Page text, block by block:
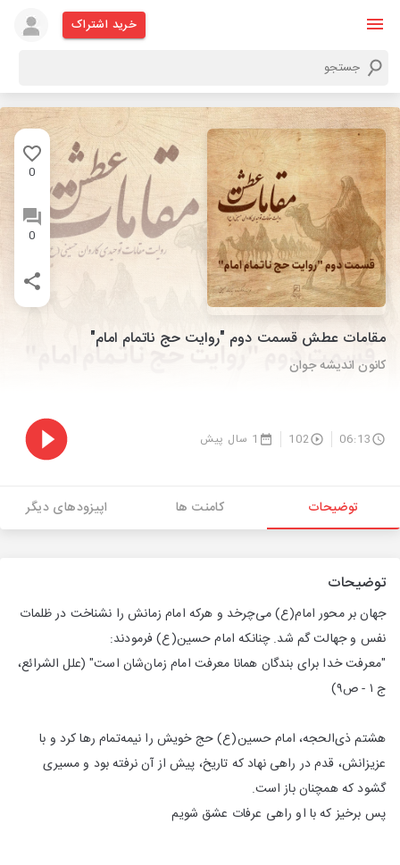
خرید اشتراک
0
0
مقامات عطش قسمت دوم "روایت حج ناتمام امام"
کانون اندیشه جوان
06:13
102 1 سال پیش
توضیحات کامنت ها اپیزودهای دیگر
توضیحات
جهان بر محور امام(ع) می‌چرخد و هرکه امام زمانش را نشناخت در ظلمات
نفس و جهالت گم شد. چنانکه امام حسین(ع) فرمودند:
"معرفت خدا برای بندگان همانا معرفت امام زمان‌شان است" (علل الشرائع،
ج ١ - ص٩)
هشتم ذی‌الحجه، امام حسین(ع) حج خویش را نیمه‌تمام رها کرد و با
عزیزانش، قدم در راهی نهاد که تاریخ، پیش از آن نرفته بود و مسیری
گشود که همچنان باز است.
پس برخیز که با او راهی عرفات عشق شویم